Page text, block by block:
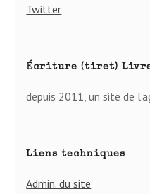
Twitter
Écriture (tiret)
depuis 2011, un site de
Liens techniques
Admin. du site